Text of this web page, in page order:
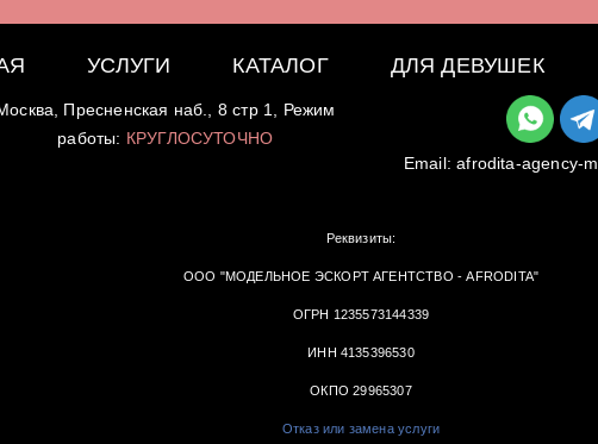
УСЛУГИ КАТАЛОГ ДЛЯ ДЕВУШЕК
Пресненская наб., 8 стр 1, Режим
работы: КРУГЛОСУТОЧНО
Email:afrodita-agency-
Реквизиты:
ООО "МОДЕЛЬНОЕ ЭСКОРТ АГЕНТСТВО - AFRODITA"
ОГРН 1235573144339
ИНН 4135396530
ОКПО 29965307
Отказ или замена услуги